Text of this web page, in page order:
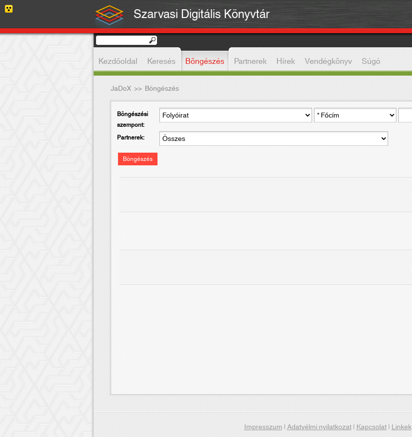
Szarvasi Digitális Könyvtár
Kezdőoldal Keresés Böngészés Partnerek Hírek Vendégkönyv Súgó
JaDoX>> Böngészés
Böngészési
szempont:
Partnerek:
Böngészés
Impresszum|Adatvélmi nyilatkozat|Kapcsolat|Linkek